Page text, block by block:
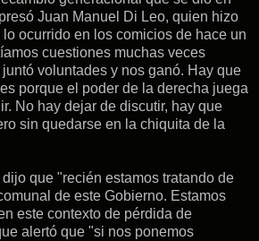
Juan Manuel Di Leo, quien hizo
ocurrido en los comicios de hace un
cuestiones muchas veces
voluntades y nos ganó. Hay que
porque el poder de la derecha juega
No hay dejar de discutir, hay que
sin quedarse en la chiquita de la
que "recién estamos tratando de
de este Gobierno. Estamos
este contexto de pérdida de
alertó que "si nos ponemos